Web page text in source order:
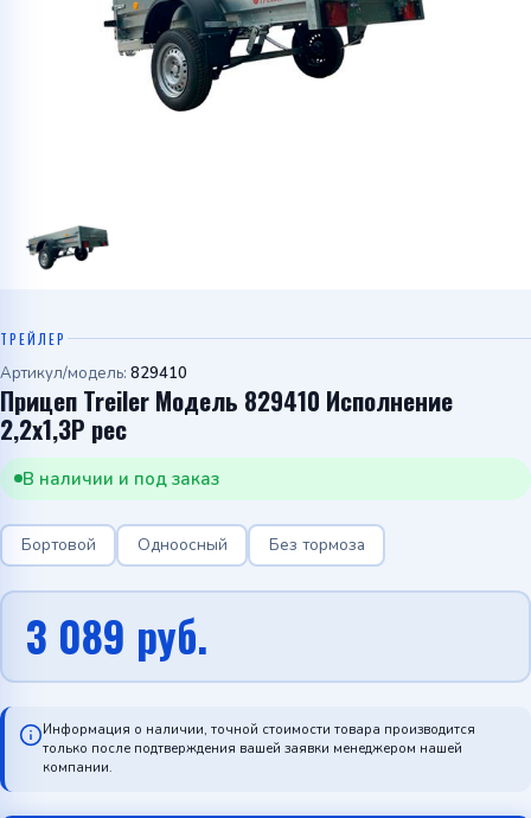
Telegram
WhatsApp
ТРЕЙЛЕР
Артикул/модель: 829410
Прицеп Treiler Модель 829410 Исполнение
2,2х1,3Р рес
В наличии и под заказ
Бортовой Одноосный Без тормоза
3 089 руб.
Информация о наличии, точной стоимости товара производится
только после подтверждения вашей заявки менеджером нашей
компании.